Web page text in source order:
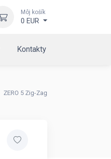
Môj košík
0 EUR
Kontakty
ZERO 5 Zig-Zag